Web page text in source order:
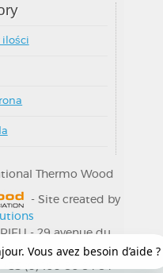
ilości
Thermo Wood
- Site created by
- 29 avenue du
(Francja) - Telefon:
(0) 160 86 84 84